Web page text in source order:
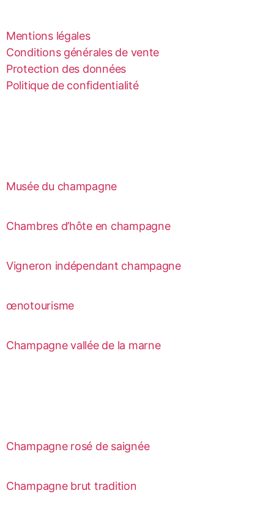
Mentions légales
Conditions générales de vente
Protection des données
Politique de confidentialité
Musée du champagne
Chambres d’hôte en champagne
Vigneron indépendant champagne
œnotourisme
Champagne vallée de la marne
Champagne rosé de saignée
Champagne brut tradition